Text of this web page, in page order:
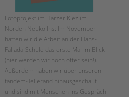
TANDEM BTL AKADEMIE
Zertfikatskurse
Seminarkalender
Seminarräume
STADTTEILARBEIT
Fotoprojekt im Harzer Kiez im
Norden Neuköllns: Im November
hatten wir die Arbeit an der Hans-
Fallada-Schule das erste Mal im Blick
(hier werden wir noch öfter sein!).
Außerdem haben wir über unseren
tandem-Tellerand hinausgeschaut
und sind mit Menschen ins Gespräch